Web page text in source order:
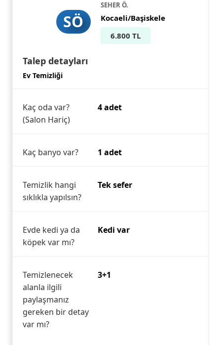
SÖ
SEHER Ö.
Kocaeli/Başiskele
6.800 TL
Talep detayları
Ev Temizliği
Kaç oda var?
(Salon Hariç)
4 adet
Kaç banyo var? 1 adet
Temizlik hangi
sıklıkla yapılsın?
Tek sefer
Evde kedi ya da
köpek var mı?
Kedi var
Temizlenecek
alanla ilgili
paylaşmanız
gereken bir detay
var mı?
3+1